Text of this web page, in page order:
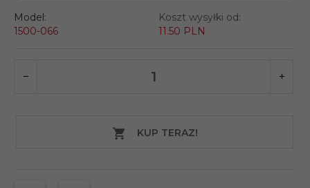
Model:
1500-066
Koszt wysyłki od:
11.50 PLN
KUP TERAZ!